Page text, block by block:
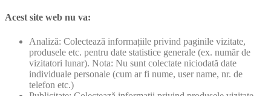
Acest site web nu va:
Analiză: Colectează informațiile privind paginile vizitate,
produsele etc. pentru date statistice generale (ex. număr de
vizitatori lunar). Nota: Nu sunt colectate niciodată date
individuale personale (cum ar fi nume, user name, nr. de
telefon etc.)